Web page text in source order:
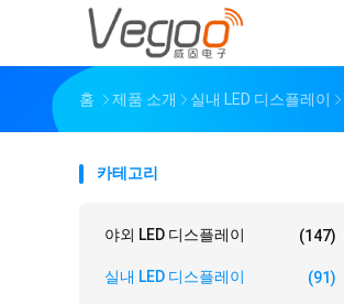
홈 제품 소개 실내 LED 디스플레이
카테고리
야외 LED 디스플레이 (147)
실내 LED 디스플레이 (91)